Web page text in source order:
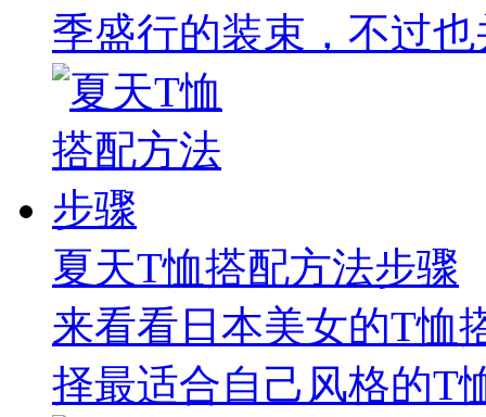
季盛行的装束，不过
夏天T恤搭配方法步骤
来看看日本美女的T恤
择最适合自己风格的T